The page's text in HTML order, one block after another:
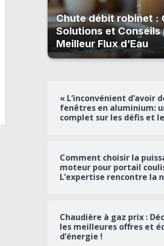
Chute débit robinet :
Solutions et Conseils
Meilleur Flux d’Eau
« L’inconvénient d’avoir
fenêtres en aluminium:
complet sur les défis et
Comment choisir la
moteur pour portail
L’expertise rencontre la
Chaudière à gaz prix :
les meilleures offres et
d’énergie !